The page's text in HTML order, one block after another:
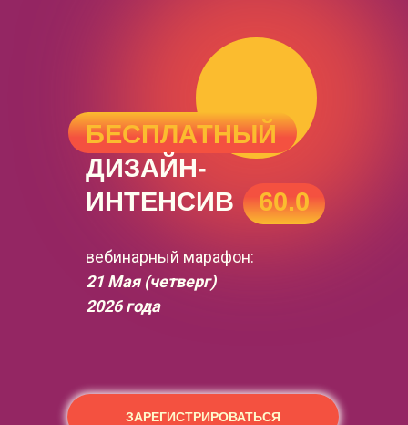
вебинарный марафон:
21 Мая (четверг)
2026 года
ЗАРЕГИСТРИРОВАТЬСЯ
БЕСПЛАТНЫЙS
ДИЗАЙН-
ИНТЕНСИВ S 60.0